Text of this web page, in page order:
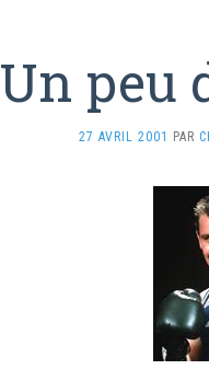
Un peu
27 AVRIL 2001 PAR